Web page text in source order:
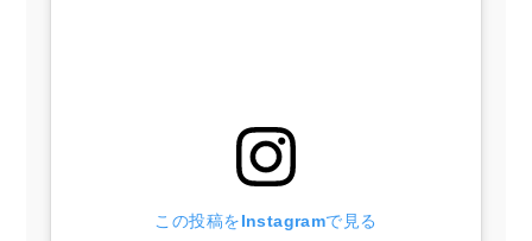
この投稿をInstagramで見る